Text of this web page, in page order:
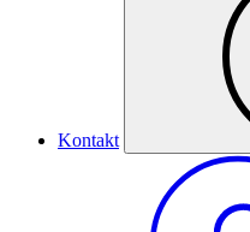
Kontakt